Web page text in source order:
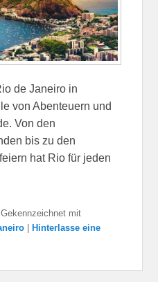
de Janeiro in
von Abenteuern und
Von den
bis zu den
hat Rio für jeden
|Gekennzeichnet mit
Hinterlasse eine